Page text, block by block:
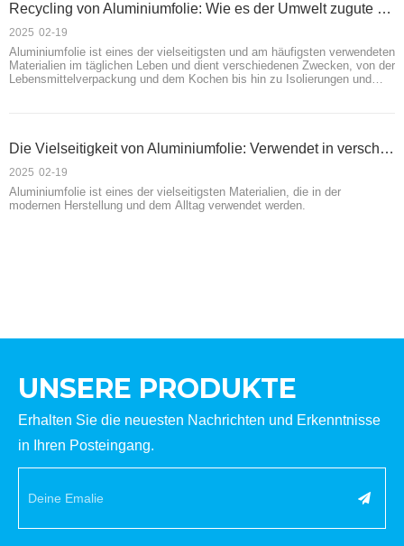
Recycling von Aluminiumfolie: Wie es der Umwelt zugute kommt
Aluminiumfolie ist eines der vielseitigsten und am häufigsten verwendeten
Materialien im täglichen Leben und dient verschiedenen Zwecken, von der
Lebensmittelverpackung und dem Kochen bis hin zu Isolierungen und
2025 02-19
Die Vielseitigkeit von Aluminiumfolie: Verwendet in verschiedenen Branchen
Aluminiumfolie ist eines der vielseitigsten Materialien, die in der
modernen Herstellung und dem Alltag verwendet werden.
2025 02-19
UNSERE PRODUKTE
Erhalten Sie die neuesten Nachrichten und Erkenntnisse
in Ihren Posteingang.